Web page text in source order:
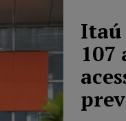
Itaú
107